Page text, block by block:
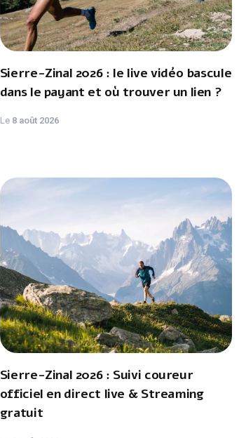
Sierre-Zinal 2026 : le live vidéo bascule
dans le payant et où trouver un lien ?
Le 8 août 2026
Sierre-Zinal 2026 : Suivi coureur
officiel en direct live & Streaming
gratuit